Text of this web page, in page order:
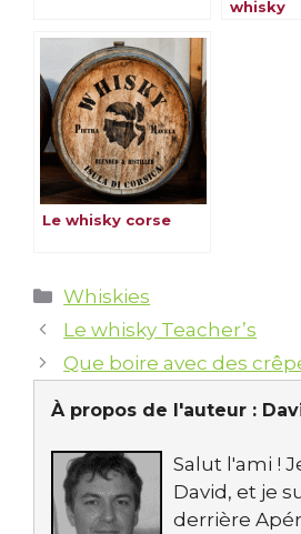
whisky
Le whisky corse
Catégories
Whiskies
Le whisky Teacher’s
Que boire avec des
À propos de l'auteur :
Salut l'ami !
David, et je
derrière